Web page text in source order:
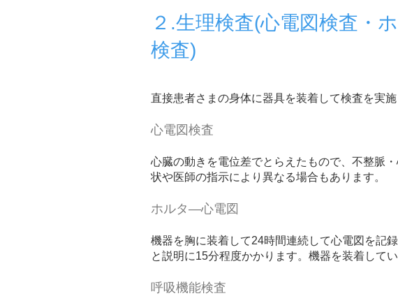
２.生理検査(心電図検査・
検査)
直接患者さまの身体に器具を装着して検査を実施
心電図検査
心臓の動きを電位差でとらえたもので、不整脈
状や医師の指示により異なる場合もあります。
ホルタ―心電図
機器を胸に装着して24時間連続して心電図を記
と説明に15分程度かかります。機器を装着して
呼吸機能検査